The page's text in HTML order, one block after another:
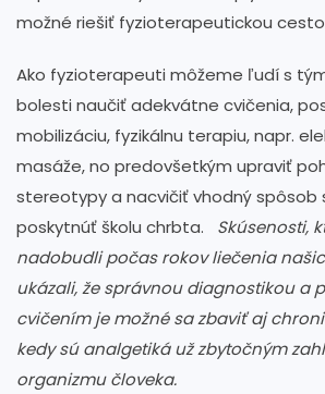
možné riešiť fyzioterapeutickou
Ako fyzioterapeuti môžeme ľudí s
bolesti naučiť adekvátne cvičenia,
mobilizáciu, fyzikálnu terapiu, napr.
masáže, no predovšetkým upraviť
stereotypy a nacvičiť vhodný spôsob
poskytnúť školu chrbta. Skúsenosti,
nadobudli počas rokov liečenia
ukázali, že správnou diagnostikou a
cvičením je možné sa zbaviť aj
kedy sú analgetiká už zbytočným
organizmu človeka.